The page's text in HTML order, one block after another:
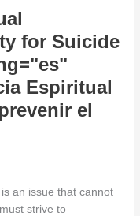
for Suicide
Espiritual
el
an issue that cannot
strive to